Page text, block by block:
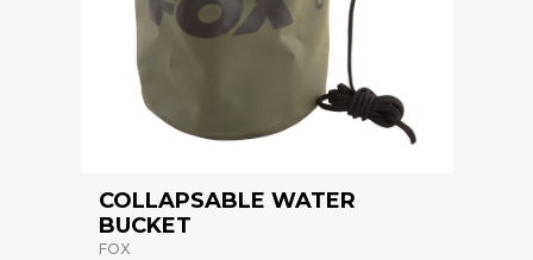
COLLAPSABLE WATER
BUCKET
FOX